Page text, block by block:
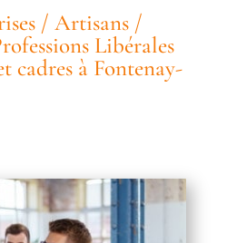
/ Artisans /
Libérales
cadres à Fontenay-